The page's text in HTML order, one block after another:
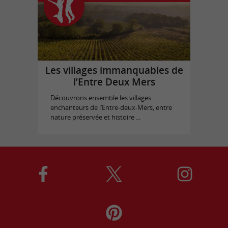
Les villages immanquables de
l’Entre Deux Mers
Découvrons ensemble les villages
enchanteurs de l’Entre-deux-Mers, entre
nature préservée et histoire ...